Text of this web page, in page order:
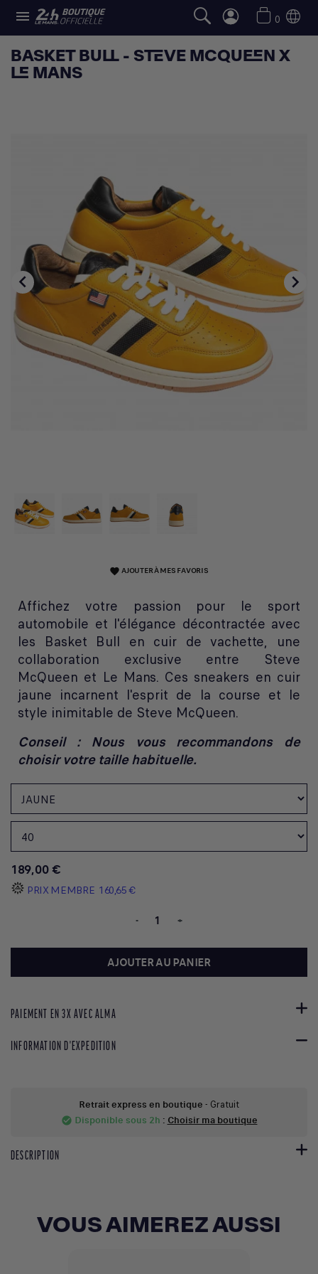
 0
BASKET BULL - STEVE MCQUEEN X
LE MANS
 
favorite AJOUTER À MES FAVORIS
Affichez votre passion pour le sport
automobile et l'élégance décontractée avec
les Basket Bull en cuir de vachette, une
collaboration exclusive entre Steve
McQueen et Le Mans. Ces sneakers en cuir
jaune incarnent l'esprit de la course et le
style inimitable de Steve McQueen.
Conseil : Nous vous recommandons de
choisir votre taille habituelle.
189,00 €
PRIX MEMBRE 160,65 €
- +
AJOUTER AU PANIER
PAIEMENT EN 3X AVEC ALMA
INFORMATION D'EXPEDITION
Retrait express en boutique - Gratuit
check_circle Disponible sous 2h : Choisir ma boutique
DESCRIPTION
VOUS AIMEREZ AUSSI